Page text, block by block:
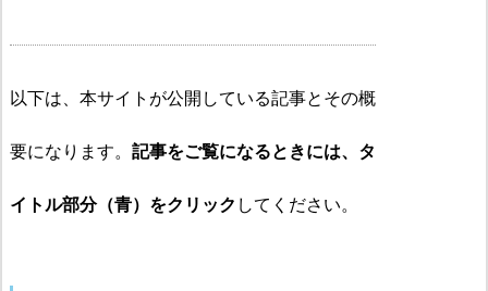
以下は、本サイトが公開している記事とその概
要になります。 記事をご覧になるときには、タ
イトル部分（青）をクリック してください。